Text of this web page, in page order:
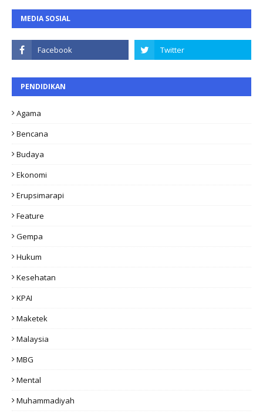
MEDIA SOSIAL
PENDIDIKAN
Agama
Bencana
Budaya
Ekonomi
Erupsimarapi
Feature
Gempa
Hukum
Kesehatan
KPAI
Maketek
Malaysia
MBG
Mental
Muhammadiyah